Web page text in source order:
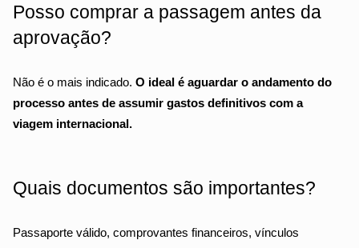
Posso comprar a passagem antes da
aprovação?
Não é o mais indicado. O ideal é aguardar o andamento do
processo antes de assumir gastos definitivos com a
viagem internacional.
Quais documentos são importantes?
Passaporte válido, comprovantes financeiros, vínculos